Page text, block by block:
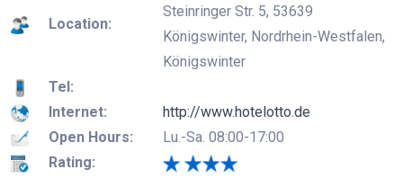
Location:
Steinringer Str. 5, 53639
Königswinter, Nordrhein-Westfalen,
Königswinter
Tel:
Internet:
http://www.hotelotto.de
Open Hours:
Lu.-Sa. 08:00-17:00
Rating: